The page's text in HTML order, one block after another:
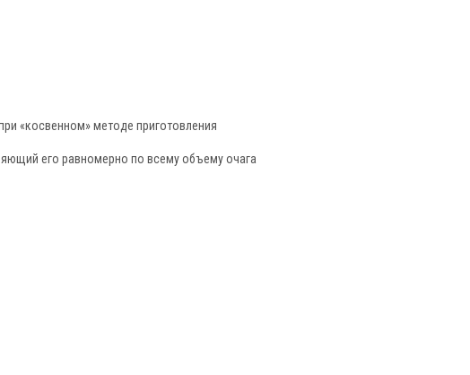
«косвенном» методе приготовления
его равномерно по всему объему очага